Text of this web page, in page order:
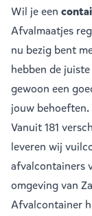
Wil je een
Afvalmaatjes
nu bezig bent
hebben de
gewoon een
jouw behoeften.
Vanuit181
leveren wij
afvalcontainers
omgeving van
Afvalcontainer